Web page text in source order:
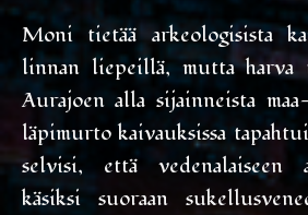
Moni tietää arkeologisista
linnan liepeillä, mutta harva
Aurajoen alla sijainneista
läpimurto kaivauksissa
selvisi, että vedenalaiseen
käsiksi suoraan